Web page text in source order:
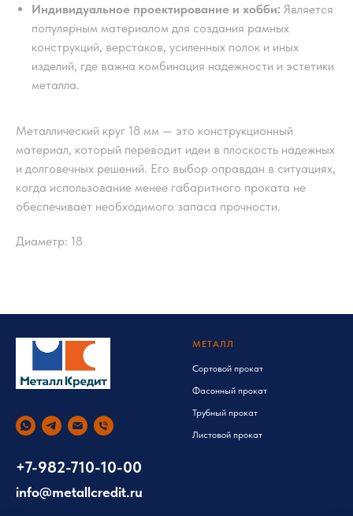
Индивидуальное проектирование и хобби: Является
популярным материалом для создания рамных
конструкций, верстаков, усиленных полок и иных
изделий, где важна комбинация надежности и эстетики
металла.
Металлический круг 18 мм — это конструкционный
материал, который переводит идеи в плоскость надежных
и долговечных решений. Его выбор оправдан в ситуациях,
когда использование менее габаритного проката не
обеспечивает необходимого запаса прочности.
Диаметр: 18
+7-982-710-10-00
info@metallcredit.ru
МЕТАЛЛ
Сортовой прокат
Фасонный прокат
Трубный прокат
Листовой прокат